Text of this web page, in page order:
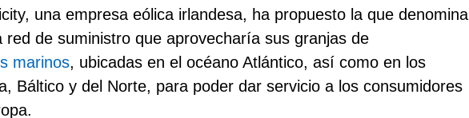
una empresa eólica irlandesa, ha propuesto la que denomina
red de suministro que aprovecharía sus granjas de
marinos, ubicadas en el océano Atlántico, así como en los
Báltico y del Norte, para poder dar servicio a los consumidores